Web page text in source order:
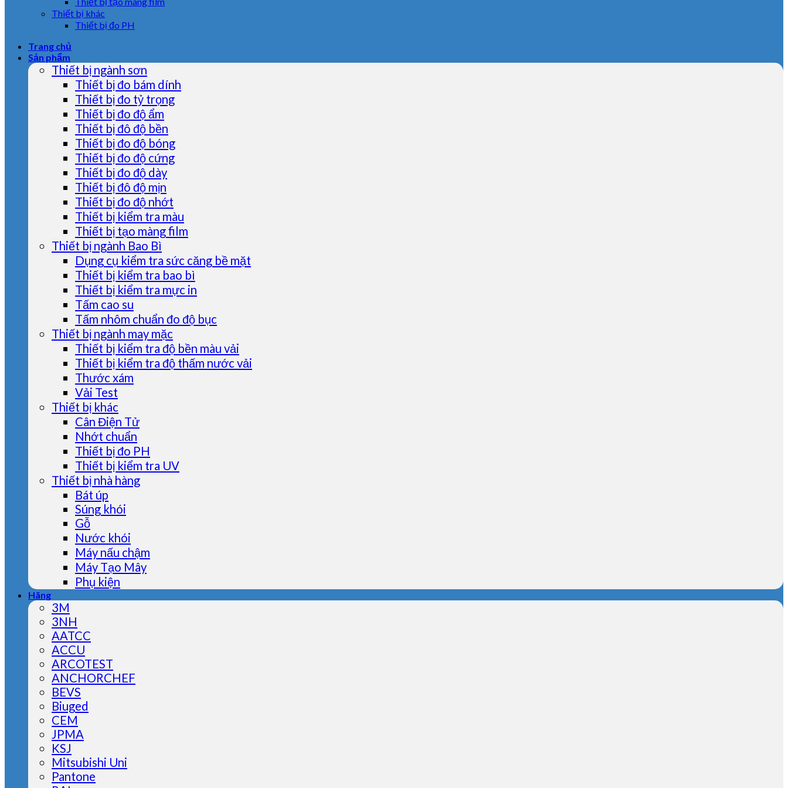
Thiết bị khác
Thiết bị đo PH
Trang chủ
Sản phẩm
Thiết bị ngành sơn
Thiết bị đo bám dính
Thiết bị đo tỷ trọng
Thiết bị đo độ ẩm
Thiết bị đô độ bền
Thiết bị đo độ bóng
Thiết bị đo độ cứng
Thiết bị đo độ dày
Thiết bị đô độ mịn
Thiết bị đo độ nhớt
Thiết bị kiểm tra màu
Thiết bị tạo màng film
Thiết bị ngành Bao Bì
Dụng cụ kiểm tra sức căng bề mặt
Thiết bị kiểm tra bao bì
Thiết bị kiểm tra mực in
Tấm cao su
Tấm nhôm chuẩn đo độ bục
Thiết bị ngành may mặc
Thiết bị kiểm tra độ bền màu vải
Thiết bị kiểm tra độ thấm nước vải
Thước xám
Vải Test
Thiết bị khác
Cân Điện Tử
Nhớt chuẩn
Thiết bị đo PH
Thiết bị kiểm tra UV
Thiết bị nhà hàng
Bát úp
Súng khói
Gỗ
Nước khói
Máy nấu chậm
Máy Tạo Mây
Phụ kiện
Hãng
3M
3NH
AATCC
ACCU
ARCOTEST
ANCHORCHEF
BEVS
Biuged
CEM
JPMA
KSJ
Mitsubishi Uni
Pantone